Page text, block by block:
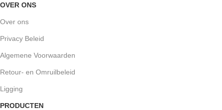
OVER ONS
Over ons
Privacy Beleid
Algemene Voorwaarden
Retour- en Omruilbeleid
Ligging
PRODUCTEN